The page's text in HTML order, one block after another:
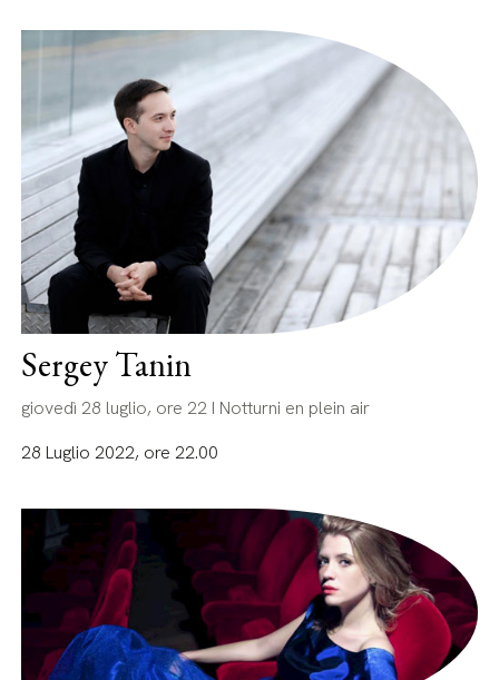
Sergey Tanin
giovedì 28 luglio, ore 22 I Notturni en plein air
28 Luglio 2022, ore 22.00